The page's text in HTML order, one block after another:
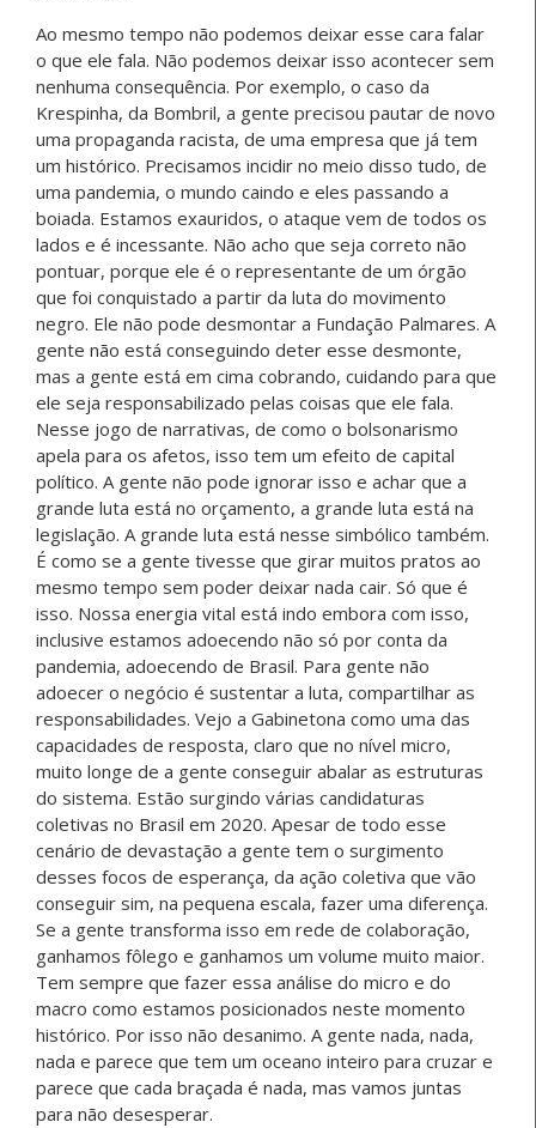
Ao mesmo tempo não podemos deixar esse cara falar
o que ele fala. Não podemos deixar isso acontecer sem
nenhuma consequência. Por exemplo, o caso da
Krespinha, da Bombril, a gente precisou pautar de novo
uma propaganda racista, de uma empresa que já tem
um histórico. Precisamos incidir no meio disso tudo, de
uma pandemia, o mundo caindo e eles passando a
boiada. Estamos exauridos, o ataque vem de todos os
lados e é incessante. Não acho que seja correto não
pontuar, porque ele é o representante de um órgão
que foi conquistado a partir da luta do movimento
negro. Ele não pode desmontar a Fundação Palmares. A
gente não está conseguindo deter esse desmonte,
mas a gente está em cima cobrando, cuidando para que
ele seja responsabilizado pelas coisas que ele fala.
Nesse jogo de narrativas, de como o bolsonarismo
apela para os afetos, isso tem um efeito de capital
político. A gente não pode ignorar isso e achar que a
grande luta está no orçamento, a grande luta está na
legislação. A grande luta está nesse simbólico também.
É como se a gente tivesse que girar muitos pratos ao
mesmo tempo sem poder deixar nada cair. Só que é
isso. Nossa energia vital está indo embora com isso,
inclusive estamos adoecendo não só por conta da
pandemia, adoecendo de Brasil. Para gente não
adoecer o negócio é sustentar a luta, compartilhar as
responsabilidades. Vejo a Gabinetona como uma das
capacidades de resposta, claro que no nível micro,
muito longe de a gente conseguir abalar as estruturas
do sistema. Estão surgindo várias candidaturas
coletivas no Brasil em 2020. Apesar de todo esse
cenário de devastação a gente tem o surgimento
desses focos de esperança, da ação coletiva que vão
conseguir sim, na pequena escala, fazer uma diferença.
Se a gente transforma isso em rede de colaboração,
ganhamos fôlego e ganhamos um volume muito maior.
Tem sempre que fazer essa análise do micro e do
macro como estamos posicionados neste momento
histórico. Por isso não desanimo. A gente nada, nada,
nada e parece que tem um oceano inteiro para cruzar e
parece que cada braçada é nada, mas vamos juntas
para não desesperar.